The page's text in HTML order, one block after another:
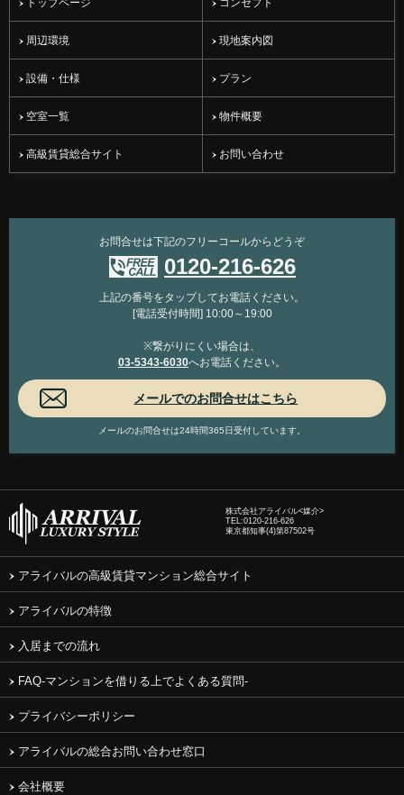
トップページ コンセプト
周辺環境 現地案内図
設備・仕様 プラン
空室一覧 物件概要
高級賃貸総合サイト お問い合わせ
お問合せは下記のフリーコールからどうぞ
0120-216-626
上記の番号をタップしてお電話ください。
[電話受付時間] 10:00～19:00
※繋がりにくい場合は、
03-5343-6030へお電話ください。
メールのお問合せは24時間365日受付しています。
株式会社アライバル<媒介>
TEL:0120-216-626
東京都知事(4)第87502号
アライバルの高級賃貸マンション総合サイト
アライバルの特徴
入居までの流れ
FAQ-マンションを借りる上でよくある質問-
プライバシーポリシー
アライバルの総合お問い合わせ窓口
会社概要